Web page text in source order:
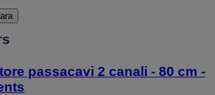
passacavi 2 canali - 80 cm -